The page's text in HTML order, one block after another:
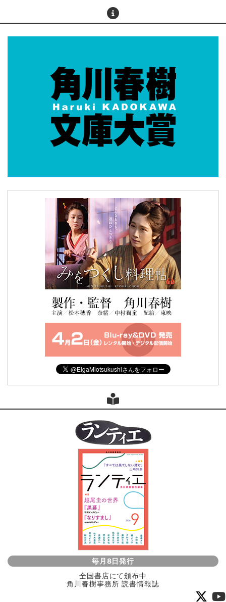
毎月8日発行
全国書店にて頒布中
角川春樹事務所 読書情報誌